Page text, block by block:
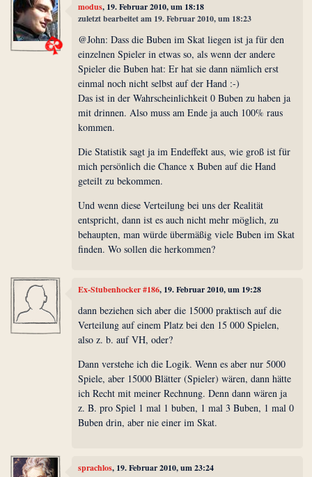
modus, 19. Februar 2010, um 18:18
zuletzt bearbeitet am 19. Februar 2010, um 18:23
@John: Dass die Buben im Skat liegen ist ja für den
einzelnen Spieler in etwas so, als wenn der andere
Spieler die Buben hat: Er hat sie dann nämlich erst
einmal noch nicht selbst auf der Hand :-)
Das ist in der Wahrscheinlichkeit 0 Buben zu haben ja
mit drinnen. Also muss am Ende ja auch 100% raus
kommen.
Die Statistik sagt ja im Endeffekt aus, wie groß ist für
mich persönlich die Chance x Buben auf die Hand
geteilt zu bekommen.
Und wenn diese Verteilung bei uns der Realität
entspricht, dann ist es auch nicht mehr möglich, zu
behaupten, man würde übermäßig viele Buben im Skat
finden. Wo sollen die herkommen?
Ex-Stubenhocker #186, 19. Februar 2010, um 19:28
dann beziehen sich aber die 15000 praktisch auf die
Verteilung auf einem Platz bei den 15 000 Spielen,
also z. b. auf VH, oder?
Dann verstehe ich die Logik. Wenn es aber nur 5000
Spiele, aber 15000 Blätter (Spieler) wären, dann hätte
ich Recht mit meiner Rechnung. Denn dann wären ja
z. B. pro Spiel 1 mal 1 buben, 1 mal 3 Buben, 1 mal 0
Buben drin, aber nie einer im Skat.
sprachlos, 19. Februar 2010, um 23:24